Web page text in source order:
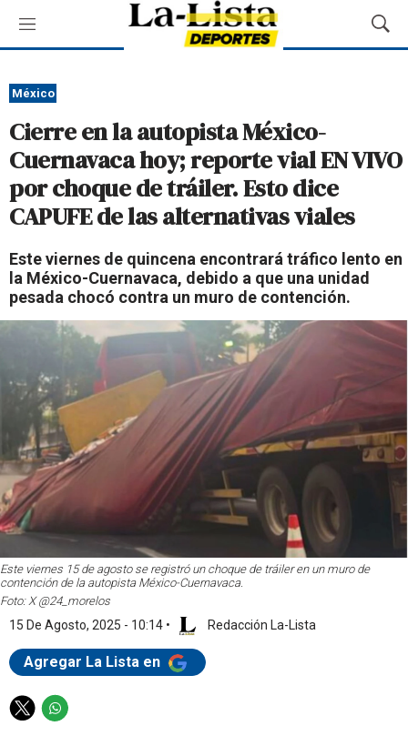
M
e
ú
M
o
B
e
México
Cierre en la autopista México-
Cuernavaca hoy; reporte vial EN VIVO
por choque de tráiler. Esto dice
CAPUFE de las alternativas viales
Este viernes de quincena encontrará tráfico lento en
la México-Cuernavaca, debido a que una unidad
pesada chocó contra un muro de contención.
Este viernes 15 de agosto se registró un choque de tráiler en un muro de
contención de la autopista México-Cuernavaca.
Foto: X @24_morelos
15 De Agosto, 2025 - 10:14 • Redacción La-Lista
Agregar La Lista en
T
W